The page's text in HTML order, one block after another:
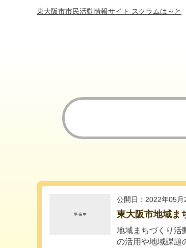
東大阪市市民活動情報サイト スクラムは～と
公開日：2022年05月
東大阪市地域ま
地域まちづくり活
の活用や地域課題